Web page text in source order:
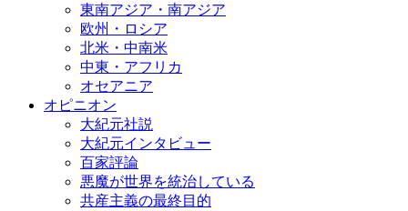
東南アジア・南アジア
欧州・ロシア
北米・中南米
中東・アフリカ
オセアニア
オピニオン
大紀元社説
大紀元インタビュー
百家評論
悪魔が世界を統治している
共産主義の最終目的